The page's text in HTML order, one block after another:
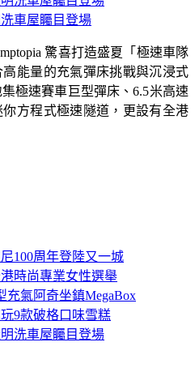
車屋矚目登場
驚喜打造盛夏「極速車隊
能量的充氣彈床挑戰與沉浸式
極速賽車巨型彈床、6.5米高速
方程式極速隧道，更設有全港